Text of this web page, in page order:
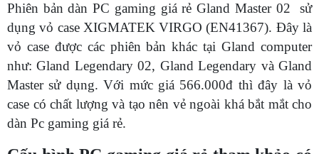
Phiên bản dàn PC gaming giá rẻ Gland Master 02 sử
dụng vỏ case XIGMATEK VIRGO (EN41367). Đây là
vỏ case được các phiên bản khác tại Gland computer
như: Gland Legendary 02, Gland Legendary và Gland
Master sử dụng. Với mức giá 566.000đ thì đây là vỏ
case có chất lượng và tạo nên vẻ ngoài khá bắt mắt cho
dàn Pc gaming giá rẻ.